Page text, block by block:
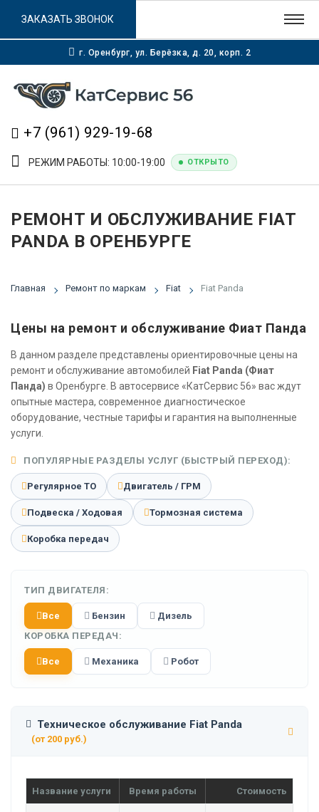
г. Оренбург, ул. Берёзка, д. 20, корп. 2
+7 (961) 929-19-68
РЕЖИМ РАБОТЫ: 10:00-19:00 ОТКРЫТО
ЗАКАЗАТЬ ЗВОНОК
РЕМОНТ И ОБСЛУЖИВАНИЕ FIAT
PANDA В ОРЕНБУРГЕ
Главная Ремонт по маркам Fiat Fiat Panda
Цены на ремонт и обслуживание Фиат Панда
В данном разделе представлены ориентировочные цены на
ремонт и обслуживание автомобилей Fiat Panda (Фиат
Панда) в Оренбурге. В автосервисе «КатСервис 56» вас ждут
опытные мастера, современное диагностическое
оборудование, честные тарифы и гарантия на выполненные
услуги.
ПОПУЛЯРНЫЕ РАЗДЕЛЫ УСЛУГ (БЫСТРЫЙ ПЕРЕХОД):
Регулярное ТО Двигатель / ГРМ
Подвеска / Ходовая Тормозная система
Коробка передач
ТИП ДВИГАТЕЛЯ:
Все Бензин
Дизель
КОРОБКА ПЕРЕДАЧ:
Все Механика Робот
Техническое обслуживание Fiat Panda
(от 200 руб.)
Название услуги Время работы Стоимость